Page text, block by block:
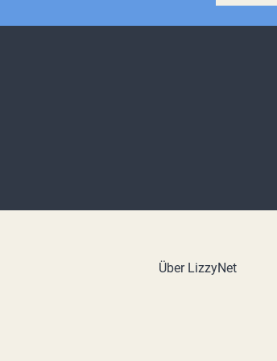
Über LizzyNet